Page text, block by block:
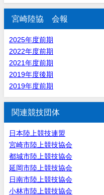
宮崎陸協 会報
2025年度前期
2022年度前期
2021年度前期
2019年度後期
2019年度前期
関連競技団体
日本陸上競技連盟
宮崎市陸上競技協会
都城市陸上競技協会
延岡市陸上競技協会
日南市陸上競技協会
小林市陸上競技協会